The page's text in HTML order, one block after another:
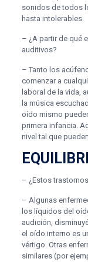
sonidos de todos
hasta intolerables.
– ¿A partir de qué
auditivos?
– Tanto los
comenzar a
laboral de la vida,
la música
oído mismo
primera infancia.
nivel tal que
– ¿Estos
– Algunas
los líquidos del
audición,
el oído interno es
vértigo. Otras
similares (por